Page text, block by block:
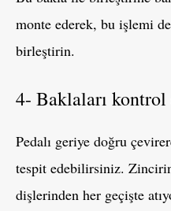
monte ederek, bu işlemi
birleştirin.
4- Baklaları
Pedalı geriye doğru
tespit edebilirsiniz.
dişlerinden her geçişte